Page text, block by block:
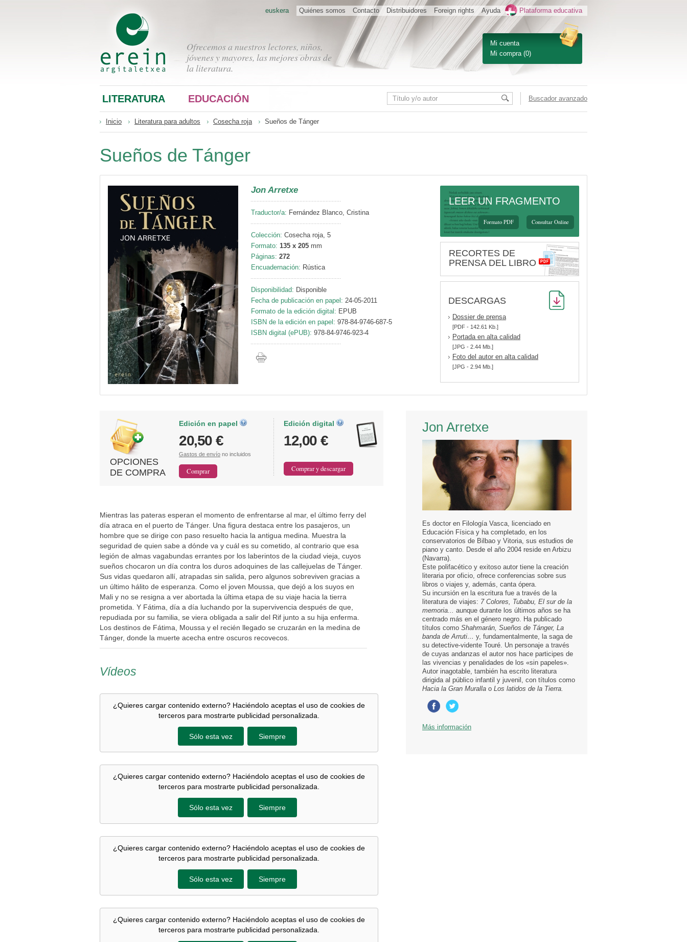
Mi cuenta
Mi compra (0)
Ofrecemos a nuestros lectores, niños,
jóvenes y mayores, las mejores obras de
la literatura.
Quiénes somos Contacto Distribuidores Foreign rights Ayuda Plataforma educativa
euskera
LITERATURA EDUCACIÓN Buscador avanzado
Inicio Literatura para adultos Cosecha roja Sueños de Tánger
Sueños de Tánger
Jon Arretxe
Traductor/a: Fernández Blanco, Cristina
Colección: Cosecha roja, 5
Formato: 135 x 205 mm
Páginas: 272
Encuadernación: Rústica
Disponibilidad: Disponible
Fecha de publicación en papel: 24-05-2011
Formato de la edición digital: EPUB
ISBN de la edición en papel: 978-84-9746-687-5
ISBN digital (ePUB): 978-84-9746-923-4
LEER UN FRAGMENTO
Consultar Online
Formato PDF
RECORTES DE
PRENSA DEL LIBRO
DESCARGAS
Dossier de prensa
[PDF - 142.61 Kb.]
Portada en alta calidad
[JPG - 2.44 Mb.]
Foto del autor en alta calidad
[JPG - 2.94 Mb.]
OPCIONES
DE COMPRA
Edición en papel
20,50 €
Gastos de envío no incluidos
Edición digital
12,00 €
Mientras las pateras esperan el momento de enfrentarse al mar, el último ferry del
día atraca en el puerto de Tánger. Una figura destaca entre los pasajeros, un
hombre que se dirige con paso resuelto hacia la antigua medina. Muestra la
seguridad de quien sabe a dónde va y cuál es su cometido, al contrario que esa
legión de almas vagabundas errantes por los laberintos de la ciudad vieja, cuyos
sueños chocaron un día contra los duros adoquines de las callejuelas de Tánger.
Sus vidas quedaron allí, atrapadas sin salida, pero algunos sobreviven gracias a
un último hálito de esperanza. Como el joven Moussa, que dejó a los suyos en
Mali y no se resigna a ver abortada la última etapa de su viaje hacia la tierra
prometida. Y Fátima, día a día luchando por la supervivencia después de que,
repudiada por su familia, se viera obligada a salir del Rif junto a su hija enferma.
Los destinos de Fátima, Moussa y el recién llegado se cruzarán en la medina de
Tánger, donde la muerte acecha entre oscuros recovecos.
Vídeos
¿Quieres cargar contenido externo? Haciéndolo aceptas el uso de cookies de
terceros para mostrarte publicidad personalizada.
Sólo esta vez Siempre
¿Quieres cargar contenido externo? Haciéndolo aceptas el uso de cookies de
terceros para mostrarte publicidad personalizada.
Sólo esta vez Siempre
¿Quieres cargar contenido externo? Haciéndolo aceptas el uso de cookies de
terceros para mostrarte publicidad personalizada.
Sólo esta vez Siempre
¿Quieres cargar contenido externo? Haciéndolo aceptas el uso de cookies de
terceros para mostrarte publicidad personalizada.
Jon Arretxe
Es doctor en Filología Vasca, licenciado en
Educación Física y ha completado, en los
conservatorios de Bilbao y Vitoria, sus estudios de
piano y canto. Desde el año 2004 reside en Arbizu
(Navarra).
Este polifacético y exitoso autor tiene la creación
literaria por oficio, ofrece conferencias sobre sus
libros o viajes y, además, canta ópera.
Su incursión en la escritura fue a través de la
literatura de viajes: 7 Colores, Tubabu, El sur de la
memoria... aunque durante los últimos años se ha
centrado más en el género negro. Ha publicado
títulos como Shahmarán, Sueños de Tánger, La
banda de Arruti… y, fundamentalmente, la saga de
su detective-vidente Touré. Un personaje a través
de cuyas andanzas el autor nos hace participes de
las vivencias y penalidades de los «sin papeles».
Autor inagotable, también ha escrito literatura
dirigida al público infantil y juvenil, con títulos como
Hacia la Gran Muralla o Los latidos de la Tierra.
Más información